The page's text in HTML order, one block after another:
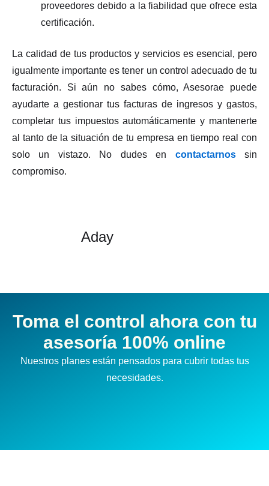
proveedores debido a la fiabilidad que ofrece esta
certificación.
La calidad de tus productos y servicios es esencial, pero
igualmente importante es tener un control adecuado de tu
facturación. Si aún no sabes cómo, Asesorae puede
ayudarte a gestionar tus facturas de ingresos y gastos,
completar tus impuestos automáticamente y mantenerte
al tanto de la situación de tu empresa en tiempo real con
solo un vistazo. No dudes en contactarnossin
compromiso.
Aday
Toma el control ahora con tu
asesoría 100% online
Nuestros planes están pensados para cubrir todas tus
necesidades.